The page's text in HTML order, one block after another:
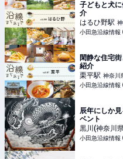
子どもと犬
介
はるひ野駅
小田急沿線情報
閑静な住宅
紹介
栗平駅 神奈川
小田急沿線情報
辰年にしか
ベント
黒川(神奈川
小田急沿線情報